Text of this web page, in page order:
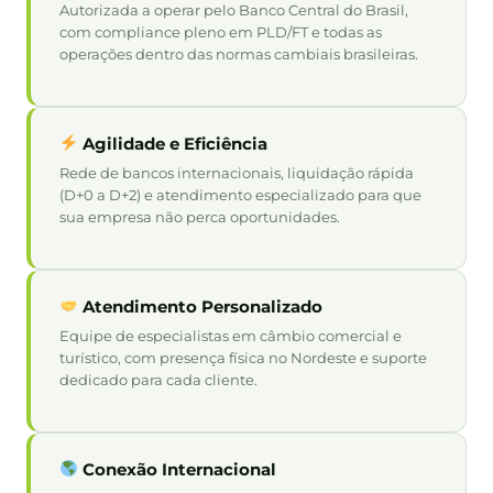
Autorizada a operar pelo Banco Central do Brasil,
com compliance pleno em PLD/FT e todas as
operações dentro das normas cambiais brasileiras.
Agilidade e Eficiência
Rede de bancos internacionais, liquidação rápida
(D+0 a D+2) e atendimento especializado para que
sua empresa não perca oportunidades.
Atendimento Personalizado
Equipe de especialistas em câmbio comercial e
turístico, com presença física no Nordeste e suporte
dedicado para cada cliente.
Conexão Internacional